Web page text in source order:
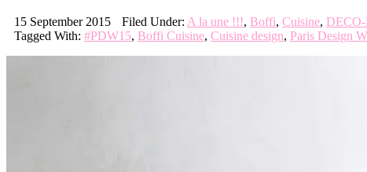
15 September 2015 Filed Under: A la une !!!, Boffi, Cuisine,
Tagged With: #PDW15, Boffi Cuisine, Cuisine design, Paris Design